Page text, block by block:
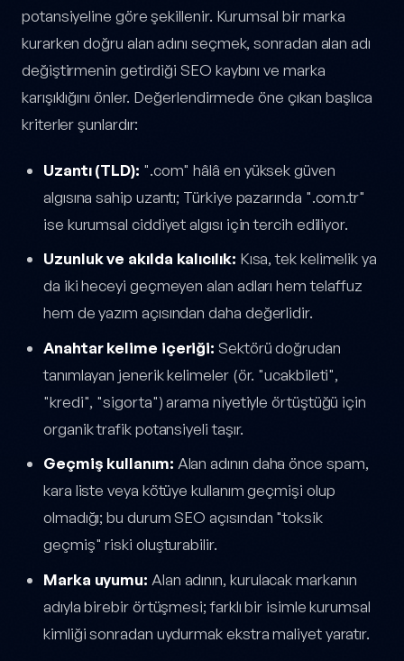
potansiyeline göre şekillenir. Kurumsal bir marka
kurarken doğru alan adını seçmek, sonradan alan adı
değiştirmenin getirdiği SEO kaybını ve marka
karışıklığını önler. Değerlendirmede öne çıkan başlıca
kriterler şunlardır:
Uzantı (TLD): ".com" hâlâ en yüksek güven
algısına sahip uzantı; Türkiye pazarında ".com.tr"
ise kurumsal ciddiyet algısı için tercih ediliyor.
Uzunluk ve akılda kalıcılık: Kısa, tek kelimelik ya
da iki heceyi geçmeyen alan adları hem telaffuz
hem de yazım açısından daha değerlidir.
Anahtar kelime içeriği: Sektörü doğrudan
tanımlayan jenerik kelimeler (ör. "ucakbileti",
"kredi", "sigorta") arama niyetiyle örtüştüğü için
organik trafik potansiyeli taşır.
Geçmiş kullanım: Alan adının daha önce spam,
kara liste veya kötüye kullanım geçmişi olup
olmadığı; bu durum SEO açısından "toksik
geçmiş" riski oluşturabilir.
Marka uyumu: Alan adının, kurulacak markanın
adıyla birebir örtüşmesi; farklı bir isimle kurumsal
kimliği sonradan uydurmak ekstra maliyet yaratır.